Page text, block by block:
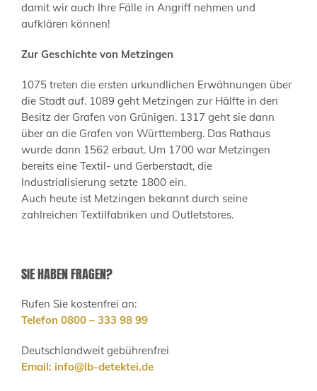
damit wir auch Ihre Fälle in Angriff nehmen und
aufklären können!
Zur Geschichte von Metzingen
1075 treten die ersten urkundlichen Erwähnungen über
die Stadt auf. 1089 geht Metzingen zur Hälfte in den
Besitz der Grafen von Grünigen. 1317 geht sie dann
über an die Grafen von Württemberg. Das Rathaus
wurde dann 1562 erbaut. Um 1700 war Metzingen
bereits eine Textil- und Gerberstadt, die
Industrialisierung setzte 1800 ein.
Auch heute ist Metzingen bekannt durch seine
zahlreichen Textilfabriken und Outletstores.
SIE HABEN FRAGEN?
Rufen Sie kostenfrei an:
Telefon 0800 – 333 98 99
Deutschlandweit gebührenfrei
Email: info@lb-detektei.de